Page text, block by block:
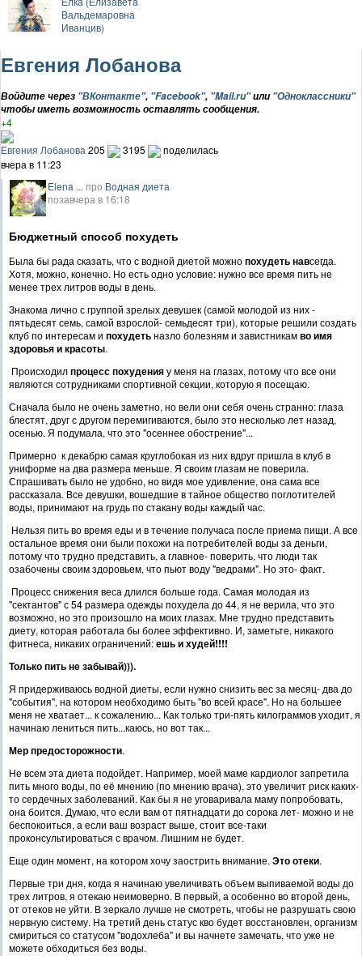
Вальдемаровна
Иванцив)
Евгения Лобанова
Войдите через "ВКонтакте", "Facebook", "Mail.ru"или "Одноклассники"
чтобы иметь возможность оставлять сообщения.
+4
Евгения Лобанова 205 3195
поделилась
вчера в 11:23
Elena ... про Водная диета
позавчера в 16:18
Бюджетный способ похудеть
Была бы рада сказать, что с водной диетой можнопохудеть навсегда.
Хотя, можно, конечно. Но есть одно условие: нужно все время пить не
менее трех литров воды в день.
Знакома лично с группой зрелых девушек (самой молодой из них -
пятьдесят семь, самой взрослой- семьдесят три), которые решили создать
клуб по интересам и похудетьназло болезням и завистникамво имя
здоровья и красоты.
Происходилпроцесс похуденияу меня на глазах, потому что все они
являются сотрудниками спортивной секции, которую я посещаю.
Сначала было не очень заметно, но вели они себя очень странно: глаза
блестят, друг с другом перемигиваются, было это несколько лет назад,
осенью. Я подумала, что это "осеннее обострение"...
Примерно к декабрю самая круглобокая из них вдруг пришла в клуб в
униформе на два размера меньше. Я своим глазам не поверила.
Спрашивать было не удобно, но видя мое удивление, она сама все
рассказала. Все девушки, вошедшие в тайное общество поглотителей
воды, принимают на грудь по стакану воды каждый час.
Нельзя пить во время еды и в течение получаса после приема пищи. А все
остальное время они были похожи на потребителей воды за деньги,
потому что трудно представить, а главное- поверить, что люди так
озабочены своим здоровьем, что пьют воду "ведрами". Но это- факт.
Процесс снижения веса длился больше года. Самая молодая из
"сектантов" с 54 размера одежды похудела до 44, я не верила, что это
возможно, но это произошло на моих глазах. Мне трудно представить
диету, которая работала бы более эффективно. И, заметьте, никакого
фитнеса, никаких ограничений:ешь и худей!!!!
Только пить не забывай))).
Я придерживаюсь водной диеты, если нужно снизить вес за месяц- два до
"события", на котором необходимо быть "во всей красе". Но на большее
меня не хватает... к сожалению... Как только три-пять килограммов уходит, я
начинаю лениться пить...каюсь, но вот так...
Мер предосторожности.
Не всем эта диета подойдет. Например, моей маме кардиолог запретила
пить много воды, по её мнению (по мнению врача), это увеличит риск каких-
то сердечных заболеваний. Как бы я не уговаривала маму попробовать,
она боится. Думаю, что если вам от пятнадцати до сорока лет- можно и не
беспокоиться, а если ваш возраст выше, стоит все-таки
проконсультироваться с врачом. Лишним не будет.
Еще один момент, на котором хочу заострить внимание. Это отеки.
Первые три дня, когда я начинаю увеличивать объем выпиваемой воды до
трех литров, я отекаю неимоверно. В первый, а особенно во второй день,
от отеков не уйти. В зеркало лучше не смотреть, чтобы не разрушать свою
нервную систему. На третий день статус кво будет восстановлен, организм
смириться со статусом "водохлеба" и вы начнете замечать, что уже не
можете обходиться без воды.